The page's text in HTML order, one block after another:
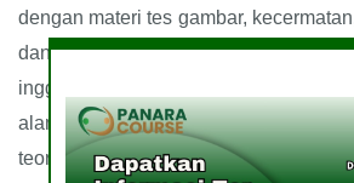
dengan materi tes gambar,
dan lainnya, Akademik meliputi
inggris, matematika, pengetahuan
alam dan kebangsaan, Jasmani
teori maupun praktek, seperti